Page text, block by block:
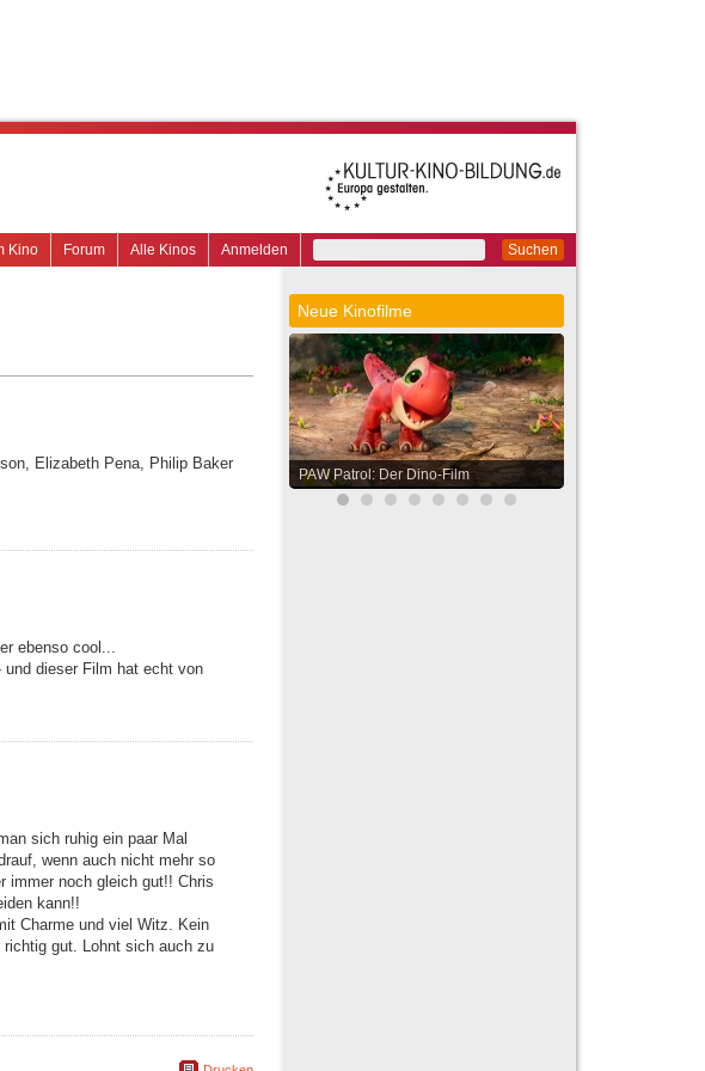
Suchen
Anmelden
Alle Kinos
Forum
Kino
Elizabeth Pena, Philip Baker
ebenso cool...
und dieser Film hat echt von
sich ruhig ein paar Mal
wenn auch nicht mehr so
immer noch gleich gut!! Chris
kann!!
Charme und viel Witz. Kein
gut. Lohnt sich auch zu
Neue Kinofilme
PAW Patrol: Der Dino-Film